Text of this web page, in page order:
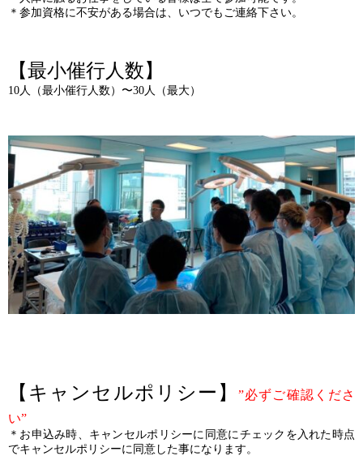
＊参加資格に不安がある場合は、いつでもご連絡下さい。
【最小催行人数】
10人（最小催行人数）〜30人（最大）
【キャンセルポリシー】”必ずご確認くださ
い”
＊お申込み時、キャンセルポリシーに同意にチェックを入れた時点
でキャンセルポリシーに同意した事になります。